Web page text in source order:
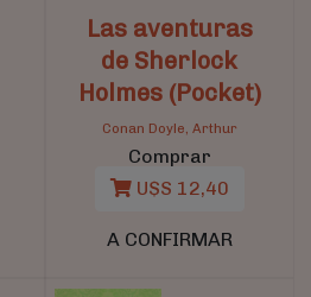
Las aventuras
de Sherlock
Holmes (Pocket)
Conan Doyle, Arthur
Comprar
U$S 12,40
A CONFIRMAR